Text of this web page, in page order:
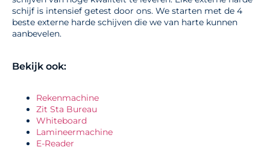
schijf is intensief getest door ons. We starten met de 4
beste externe harde schijven die we van harte kunnen
aanbevelen.
Bekijk ook:
Rekenmachine
Zit Sta Bureau
Whiteboard
Lamineermachine
E-Reader